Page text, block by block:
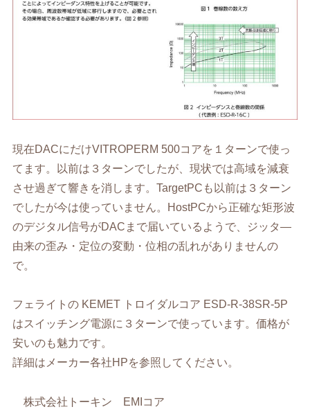
現在DACにだけVITROPERM 500コアを１ターンで使っ
てます。以前は３ターンでしたが、現状では高域を減衰
させ過ぎて響きを消します。TargetPCも以前は３ターン
でしたが今は使っていません。HostPCから正確な矩形波
のデジタル信号がDACまで届いているようで、ジッタ―
由来の歪み・定位の変動・位相の乱れがありませんの
で。
フェライトの KEMET トロイダルコア ESD-R-38SR-5P
はスイッチング電源に３ターンで使っています。価格が
安いのも魅力です。
詳細はメーカー各社HPを参照してください。
株式会社トーキン EMIコア